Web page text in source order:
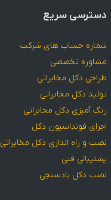
دسترسی سریع
شماره حساب های شرکت
مشاوره تخصصی
طراحی دکل مخابراتی
تولید دکل مخابراتی
رنگ آمیزی دکل مخابراتی
اجرای فونداسیون دکل
نصب و راه اندازی دکل مخابراتی
پشتیبانی فنی
نصب دکل بادسنجی